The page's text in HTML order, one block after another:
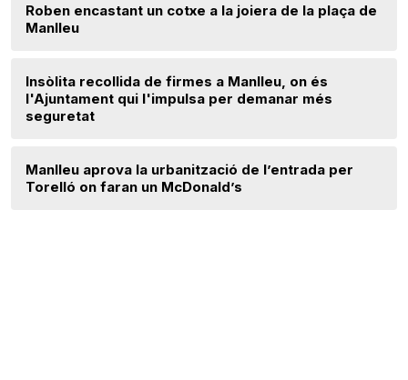
Roben encastant un cotxe a la joiera de la plaça de
Manlleu
Insòlita recollida de firmes a Manlleu, on és
l'Ajuntament qui l'impulsa per demanar més
seguretat
Manlleu aprova la urbanització de l’entrada per
Torelló on faran un McDonald’s